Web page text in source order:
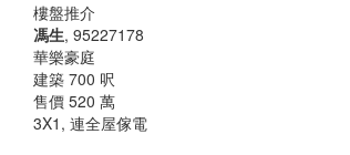
樓盤推介
馮生, 95227178
華樂豪庭
建築 700 呎
售價 520 萬
3X1, 連全屋傢電